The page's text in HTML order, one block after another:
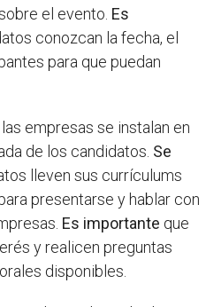
el evento. Es
conozcan la fecha, el
para que puedan
las empresas se instalan en
de los candidatos. Se
lleven sus currículums
presentarse y hablar con
Es importante que
y realicen preguntas
disponibles.